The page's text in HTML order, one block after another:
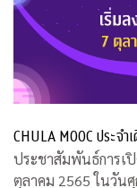
CHULA MOOC ประจ
ประชาสัมพันธ์การเปิ
ตุลาคม 2565 ในวันศุกร์ที่ 7 ตุลาคม 2565 CHULA MOOC จะเปิด